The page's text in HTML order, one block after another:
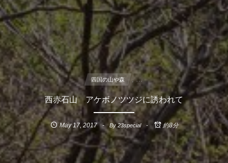
四国の山や森 , …
西赤石山 アケボノツツジに誘われて
May 17, 2017 By23special 約8分